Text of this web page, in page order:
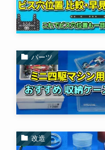
パーツ
改造